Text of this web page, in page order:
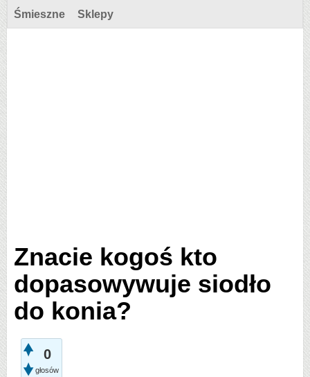
Śmieszne Sklepy
Znacie kogoś kto
dopasowywuje siodło
do konia?
0
głosów